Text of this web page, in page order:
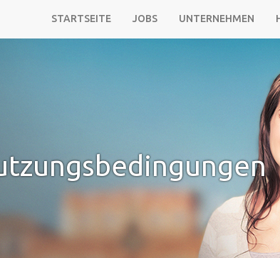
STARTSEITE JOBS UNTERNEHMEN